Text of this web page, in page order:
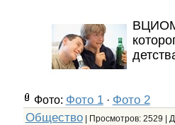
Фото: Фото 1· Фото 2
Общество| Просмотров: 2529 |